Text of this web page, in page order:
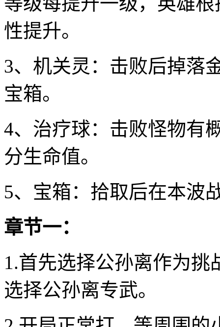
性提升。
3、机关灵：击败后掉落
宝箱。
4、治疗球：击败怪物有
分生命值。
5、宝箱：拾取后在本波
章节一：
1.首先选择公孙离作为
选择公孙离专武。